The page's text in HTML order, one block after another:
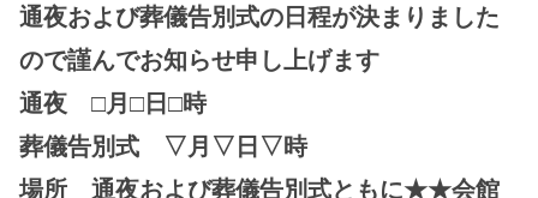
通夜および葬儀告別式の日程が決まりました
ので謹んでお知らせ申し上げます
通夜　□月□日□時
葬儀告別式　▽月▽日▽時
場所　通夜および葬儀告別式ともに★★会館